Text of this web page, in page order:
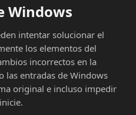
Windows
intentar solucionar el
los elementos del
incorrectos en la
las entradas de Windows
original e incluso impedir